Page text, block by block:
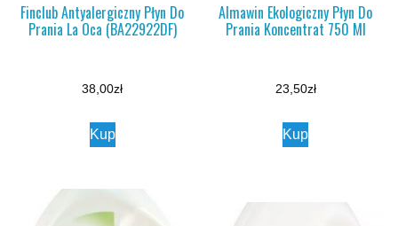
Finclub Antyalergiczny Płyn Do
Prania La Oca (BA22922DF)
38,00zł
Kup
Almawin Ekologiczny Płyn Do
Prania Koncentrat 750 Ml
23,50zł
Kup